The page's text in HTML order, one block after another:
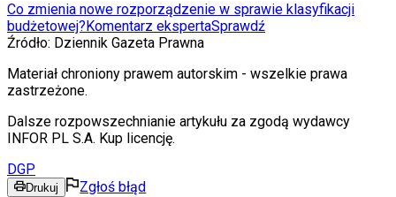
Co zmienia nowe rozporządzenie w sprawie klasyfikacji
budżetowej?Komentarz ekspertaSprawdź
Źródło: Dziennik Gazeta Prawna
Materiał chroniony prawem autorskim - wszelkie prawa
zastrzeżone.
Dalsze rozpowszechnianie artykułu za zgodą wydawcy
INFOR PL S.A. Kup licencję.
DGP
Drukuj Zgłoś błąd